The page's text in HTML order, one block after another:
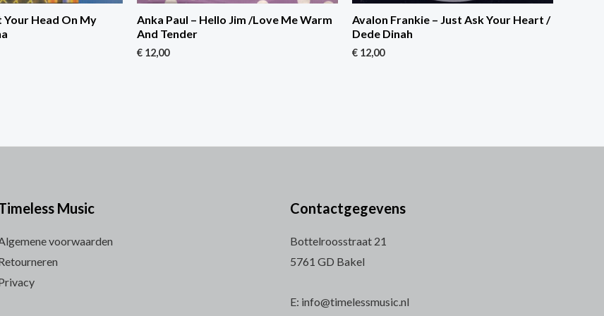
Your Head On My
Anka Paul – Hello Jim /Love Me Warm
And Tender
€ 12,00
Avalon Frankie – Just Ask Your Heart /
Dede Dinah
€ 12,00
Music
voorwaarden
Contactgegevens
Bottelroosstraat 21
5761 GD Bakel
E: info@timelessmusic.nl